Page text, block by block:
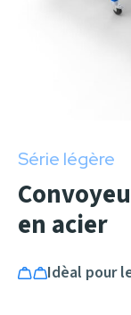
Série légère
en acier
Idèal pour